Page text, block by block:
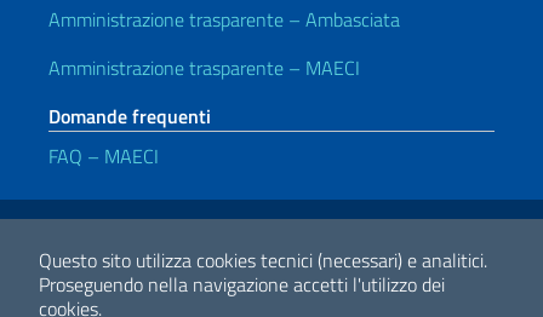
Questo sito utilizza cookies tecnici (necessari) e analitici.
Proseguendo nella navigazione accetti l'utilizzo dei
cookies.
Amministrazione trasparente – Ambasciata
Amministrazione trasparente – MAECI
Domande frequenti
FAQ – MAECI
Link Utili